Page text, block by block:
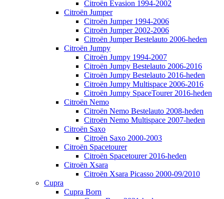
Citroën Evasion 1994-2002
Citroën Jumper
Citroën Jumper 1994-2006
Citroën Jumper 2002-2006
Citroën Jumper Bestelauto 2006-heden
Citroën Jumpy
Citroën Jumpy 1994-2007
Citroën Jumpy Bestelauto 2006-2016
Citroën Jumpy Bestelauto 2016-heden
Citroën Jumpy Multispace 2006-2016
Citroën Jumpy SpaceTourer 2016-heden
Citroën Nemo
Citroën Nemo Bestelauto 2008-heden
Citroën Nemo Multispace 2007-heden
Citroën Saxo
Citroën Saxo 2000-2003
Citroën Spacetourer
Citroën Spacetourer 2016-heden
Citroën Xsara
Citroën Xsara Picasso 2000-09/2010
Cupra
Cupra Born